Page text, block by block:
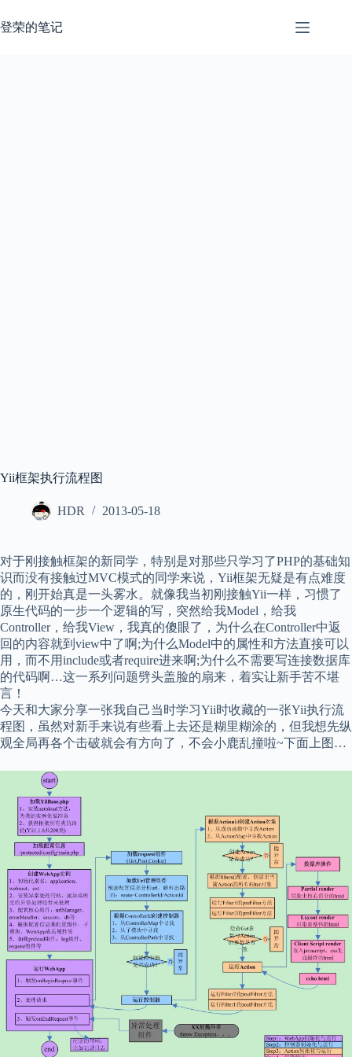
过
登荣的笔记
Yii框架执行流程图
HDR 2013-05-18
对于刚接触框架的新同学，特别是对那些只学习了PHP的基础知
识而没有接触过MVC模式的同学来说，Yii框架无疑是有点难度
的，刚开始真是一头雾水。就像我当初刚接触Yii一样，习惯了
原生代码的一步一个逻辑的写，突然给我Model，给我
Controller，给我View，我真的傻眼了，为什么在Controller中返
回的内容就到view中了啊;为什么Model中的属性和方法直接可以
用，而不用include或者require进来啊;为什么不需要写连接数据库
的代码啊…这一系列问题劈头盖脸的扇来，着实让新手苦不堪
言！
今天和大家分享一张我自己当时学习Yii时收藏的一张Yii执行流
程图，虽然对新手来说有些看上去还是糊里糊涂的，但我想先纵
观全局再各个击破就会有方向了，不会小鹿乱撞啦~下面上图…